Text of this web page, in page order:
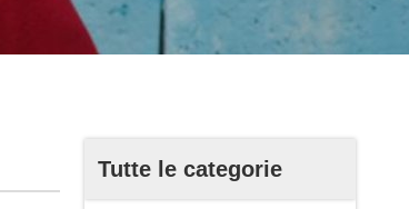
Tutte le categorie